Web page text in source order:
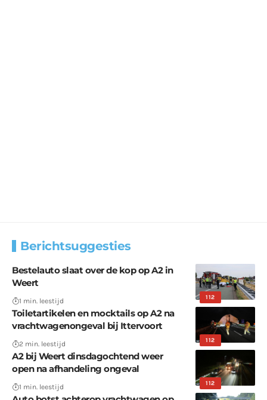
Berichtsuggesties
112
Bestelauto slaat over de kop op A2 in
Weert
1 min. leestijd
112
Toiletartikelen en mocktails op A2 na
vrachtwagenongeval bij Ittervoort
2 min. leestijd
112
A2 bij Weert dinsdagochtend weer
open na afhandeling ongeval
1 min. leestijd